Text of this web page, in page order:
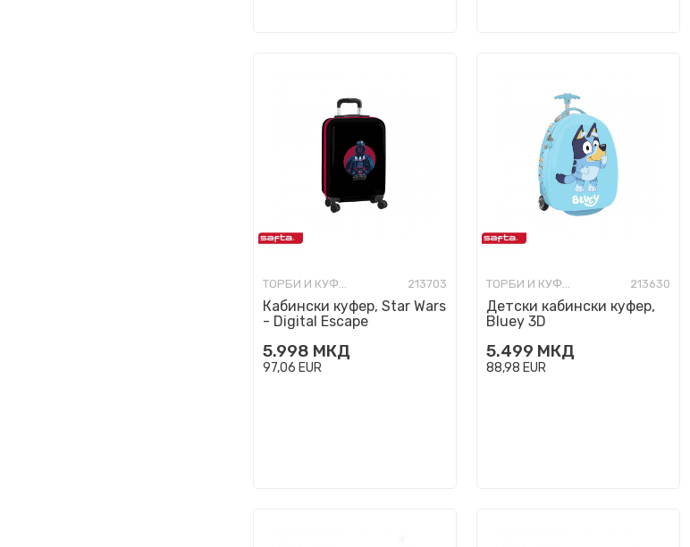
ТОРБИ И КУФЕРИ ЗА ПАТУВАЊЕ 213703
Кабински куфер, Star Wars
- Digital Escape
5.998 МКД
97,06 EUR
ТОРБИ И КУФЕРИ ЗА ПАТУВАЊЕ 213630
Детски кабински куфер,
Bluey 3D
5.499 МКД
88,98 EUR